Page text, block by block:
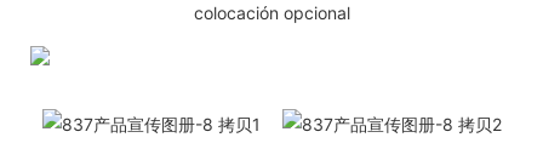
colocación opcional